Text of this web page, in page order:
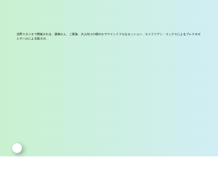
北野スタジオで開催される、親御さん、ご家族、大人向けの穏やかでマインドフルなセッション、エイドリアン・コックスによるブレスヨガ
とチハルによる陰ヨガ。